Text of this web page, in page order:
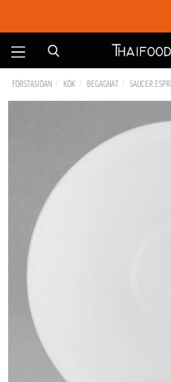
FÖRSTASIDAN KÖK BEGAGNAT SAUCER